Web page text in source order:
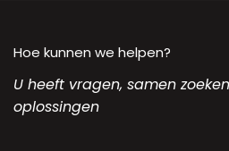
Hoe kunnen we helpen?
U heeft vragen, samen
oplossingen